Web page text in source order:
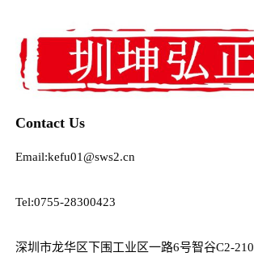
Contact Us
Email:kefu01@sws2.cn
Tel:0755-28300423
深圳市龙华区下围工业区一路6号智谷C2-210